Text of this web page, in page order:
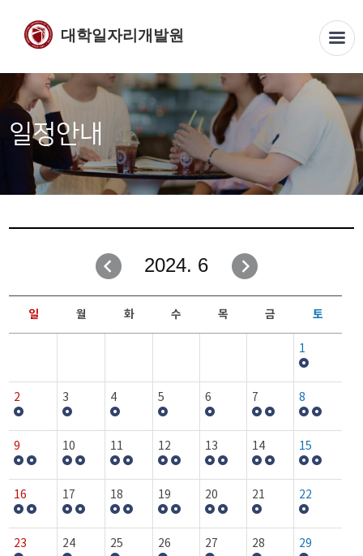
대학일자리개발원
일정안내
2024. 6
일 월 화 수 목 금 토
1
2 3 4 5 6 7 8
9 10 11 12 13 14 15
16 17 18 19 20 21 22
23 24 25 26 27 28 29